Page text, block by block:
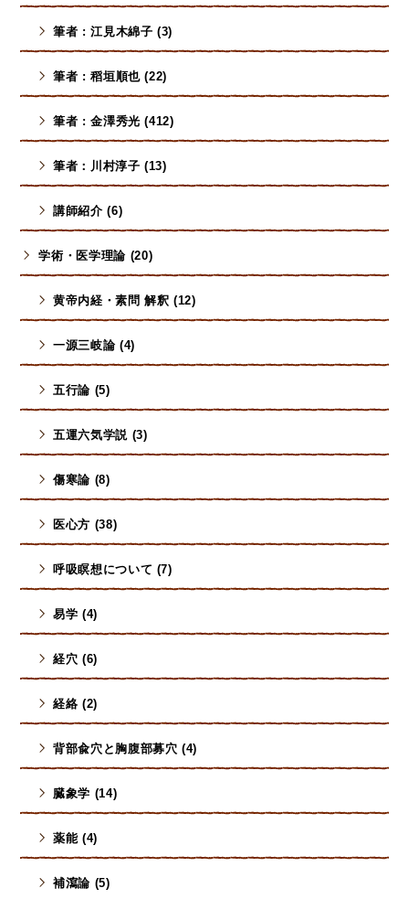
筆者 : 江見木綿子 (3)
筆者 : 稻垣順也 (22)
筆者 : 金澤秀光 (412)
筆者：川村淳子 (13)
講師紹介 (6)
学術・医学理論 (20)
黄帝内経・素問 解釈 (12)
一源三岐論 (4)
五行論 (5)
五運六気学説 (3)
傷寒論 (8)
医心方 (38)
呼吸瞑想について (7)
易学 (4)
経穴 (6)
経絡 (2)
背部兪穴と胸腹部募穴 (4)
臓象学 (14)
薬能 (4)
補瀉論 (5)